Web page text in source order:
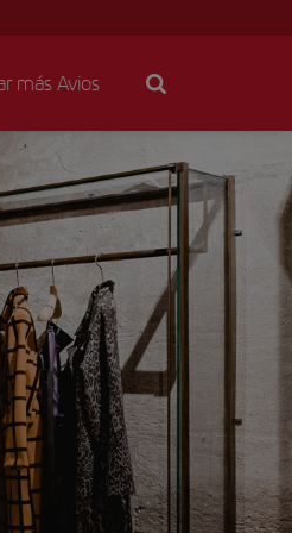
más Avios